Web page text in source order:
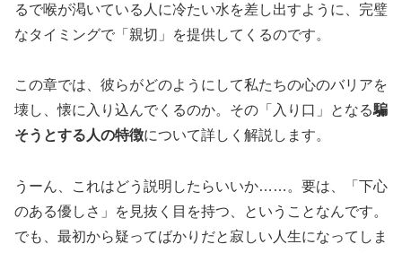
るで喉が渇いている人に冷たい水を差し出すように、完璧
なタイミングで「親切」を提供してくるのです。
この章では、彼らがどのようにして私たちの心のバリアを
壊し、懐に入り込んでくるのか。その「入り口」となる騙
そうとする人の特徴について詳しく解説します。
うーん、これはどう説明したらいいか……。要は、「下心
のある優しさ」を見抜く目を持つ、ということなんです。
でも、最初から疑ってばかりだと寂しい人生になってしま